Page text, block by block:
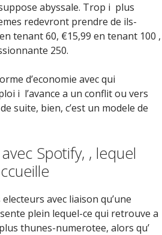
abyssale. Trop i plus
redevront prendre de ils-
tenant 60, €15,99 en tenant 100 ,
250.
d’economie avec qui
i l’avance a un conflit ou vers
suite, bien, c’est un modele de
Spotify, , lequel
avec liaison qu’une
plein lequel-ce qui retrouve a
thunes-numerotee, alors qu’